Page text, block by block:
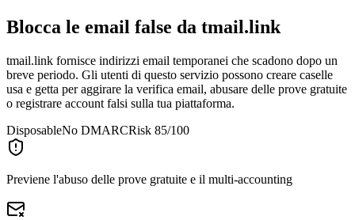
Blocca le email false da tmail.link
tmail.link fornisce indirizzi email temporanei che scadono dopo un
breve periodo. Gli utenti di questo servizio possono creare caselle
usa e getta per aggirare la verifica email, abusare delle prove gratuite
o registrare account falsi sulla tua piattaforma.
DisposableNo DMARCRisk 85/100
Previene l'abuso delle prove gratuite e il multi-accounting